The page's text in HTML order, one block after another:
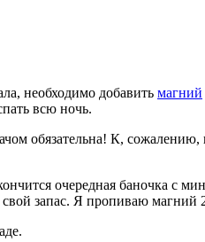
необходимо добавить магний
всю ночь.
обязательна! К,
очередная баночка с
запас. Я пропиваю магний